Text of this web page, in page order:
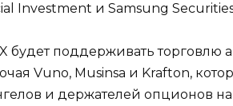
Investment и Samsung Securities
будет поддерживать торговлю
Vuno, Musinsa и Krafton,
и держателей опционов